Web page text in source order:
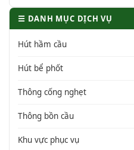
☰ DANH MỤC DỊCH VỤ
Hút hầm cầu
Hút bể phốt
Thông cống nghẹt
Thông bồn cầu
Khu vực phục vụ